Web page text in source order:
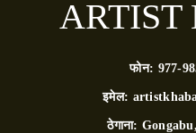
फोन: 977-
इमेल:
ठेगाना: